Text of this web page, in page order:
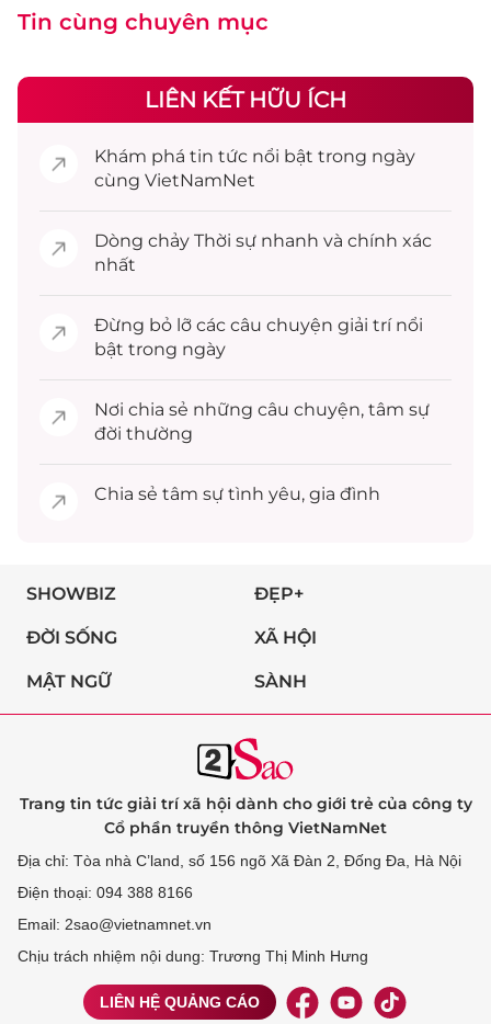
Tin cùng chuyên mục
LIÊN KẾT HỮU ÍCH
Khám phá tin tức nổi bật trong ngày
cùng VietNamNet
Dòng chảy Thời sự nhanh và chính xác
nhất
Đừng bỏ lỡ các câu chuyện giải trínổi
bật trong ngày
Nơi chia sẻ những câu chuyện, tâm sự
đời thường
Chia sẻ tâm sự tình yêu, gia đình
SHOWBIZ ĐẸP+
ĐỜI SỐNG XÃ HỘI
MẬT NGỮ SÀNH
Trang tin tức giải trí xã hội dành cho giới trẻ của công ty
Cổ phần truyền thông VietNamNet
Địa chỉ: Tòa nhà C’land, số 156 ngõ Xã Đàn 2, Đống Đa, Hà Nội
Điện thoại: 094 388 8166
Email: 2sao@vietnamnet.vn
Chịu trách nhiệm nội dung: Trương Thị Minh Hưng
LIÊN HỆ QUẢNG CÁO